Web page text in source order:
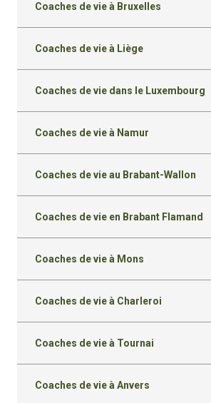
Coaches de vie à Bruxelles
Coaches de vie à Liège
Coaches de vie dans le Luxembourg
Coaches de vie à Namur
Coaches de vie au Brabant-Wallon
Coaches de vie en Brabant Flamand
Coaches de vie à Mons
Coaches de vie à Charleroi
Coaches de vie à Tournai
Coaches de vie à Anvers